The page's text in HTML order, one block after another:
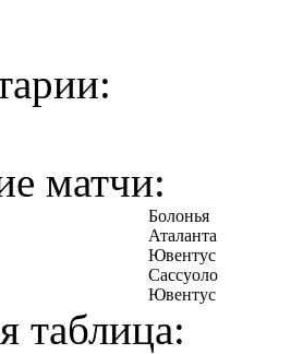
матчи:
Болонья
Аталанта
Ювентус
Сассуоло
Ювентус
таблица: